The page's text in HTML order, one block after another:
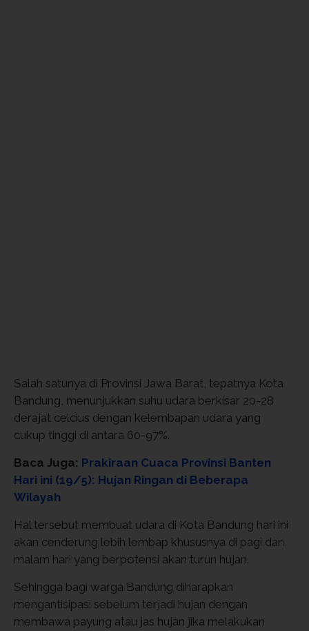
Salah satunya di Provinsi Jawa Barat, tepatnya Kota
Bandung, menunjukkan suhu udara berkisar 20-28
derajat celcius dengan kelembapan udara yang
cukup tinggi di antara 60-97%.
Baca Juga: Prakiraan Cuaca Provinsi Banten
Hari ini (19/5): Hujan Ringan di Beberapa
Wilayah
Hal tersebut membuat udara di Kota Bandung hari ini
akan cenderung lebih lembap khususnya di pagi dan
malam hari yang berpotensi akan turun hujan.
Sehingga bagi warga Bandung diharapkan
mengantisipasi sebelum terjadi hujan dengan
membawa payung atau jas hujan jika melakukan